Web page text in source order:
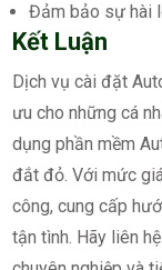
Đảm bảo sự hài
Kết Luận
Dịch vụ cài đặt
ưu cho những cá
dụng phần mềm
đắt đỏ. Với mức
công, cung cấp
tận tình. Hãy liên